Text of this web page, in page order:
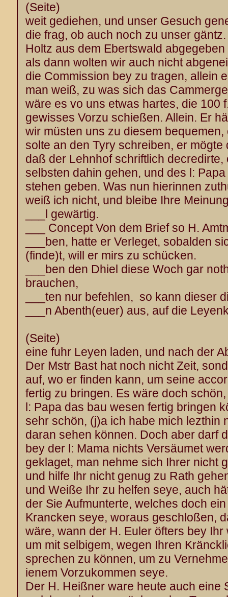
(Seite)
weit gediehen, und unser Gesuch
die frag, ob auch noch zu unser
Holtz aus dem Ebertswald
als dann wolten wir auch nicht
die Commission bey zu tragen, allein
man weiß, zu was sich das
wäre es vo uns etwas hartes, die 100
gewisses Vorzu schießen. Allein. Er
wir müsten uns zu diesem
solte an den Tyry schreiben, er mögte
daß der Lehnhof schriftlich decredirte,
selbsten dahin gehen, und des l:
stehen geben. Was nun hierinnen
weiß ich nicht, und bleibe Ihre
___l gewärtig.
___ Concept Von dem Brief so H.
___ben, hatte er Verleget, sobalden
(finde)t, will er mirs zu schücken.
___ben den Dhiel diese Woch gar
brauchen,
___ten nur befehlen, so kann dieser
___n Abenth(euer) aus, auf die
(Seite)
eine fuhr Leyen laden, und nach der
Der Mstr Bast hat noch nicht Zeit,
auf, wo er finden kann, um seine
fertig zu bringen. Es wäre doch
l: Papa das bau wesen fertig bringen
sehr schön, (j)a ich habe mich lezthin
daran sehen können. Doch aber darf
bey der l: Mama nichts Versäumet
geklaget, man nehme sich Ihrer nicht
und hilfe Ihr nicht genug zu Rath
und Weiße Ihr zu helfen seye, auch
der Sie Aufmunterte, welches doch
Krancken seye, woraus geschloßen,
wäre, wann der H. Euler öfters bey Ihr
um mit selbigem, wegen Ihren
sprechen zu können, um zu
ienem Vorzukommen seye.
Der H. Heißner ware heute auch eine